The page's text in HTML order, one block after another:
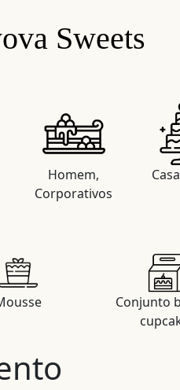
Sweets
Homem,
Corporativos
Conjunto